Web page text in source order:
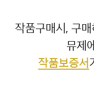
작품구매시, 구
작품보증서